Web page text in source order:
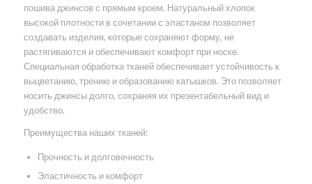
пошива джинсов с прямым кроем. Натуральный хлопок
высокой плотности в сочетании с эластаном позволяет
создавать изделия, которые сохраняют форму, не
растягиваются и обеспечивают комфорт при носке.
Специальная обработка тканей обеспечивает устойчивость к
выцветанию, трению и образованию катышков. Это позволяет
носить джинсы долго, сохраняя их презентабельный вид и
удобство.
Преимущества наших тканей:
Прочность и долговечность
Эластичность и комфорт